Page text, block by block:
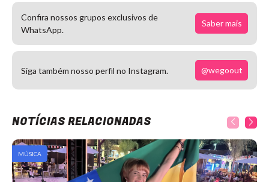
Confira nossos grupos exclusivos de
WhatsApp.
Saber mais
Siga também nosso perfil no Instagram. @wegoout
NOTÍCIAS RELACIONADAS
MÚSICA